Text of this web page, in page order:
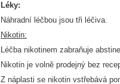
Léky:
Náhradní léčbou jsou tři léčiva.
Nikotin:
Léčba nikotinem zabraňuje
Nikotin je volně prodejný bez
Z náplasti se nikotin vstřebává